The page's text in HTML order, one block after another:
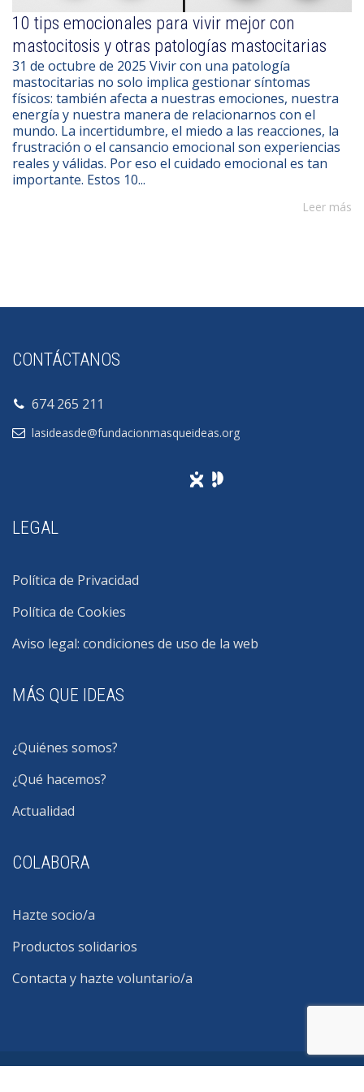
10 tips emocionales para vivir mejor con
mastocitosis y otras patologías mastocitarias
31 de octubre de 2025 Vivir con una patología
mastocitarias no solo implica gestionar síntomas
físicos: también afecta a nuestras emociones, nuestra
energía y nuestra manera de relacionarnos con el
mundo. La incertidumbre, el miedo a las reacciones, la
frustración o el cansancio emocional son experiencias
reales y válidas. Por eso el cuidado emocional es tan
importante. Estos 10...
Leer más
CONTÁCTANOS
674 265 211
lasideasde@fundacionmasqueideas.org
LEGAL
Política de Privacidad
Política de Cookies
Aviso legal: condiciones de uso de la web
MÁS QUE IDEAS
¿Quiénes somos?
¿Qué hacemos?
Actualidad
COLABORA
Hazte socio/a
Productos solidarios
Contacta y hazte voluntario/a